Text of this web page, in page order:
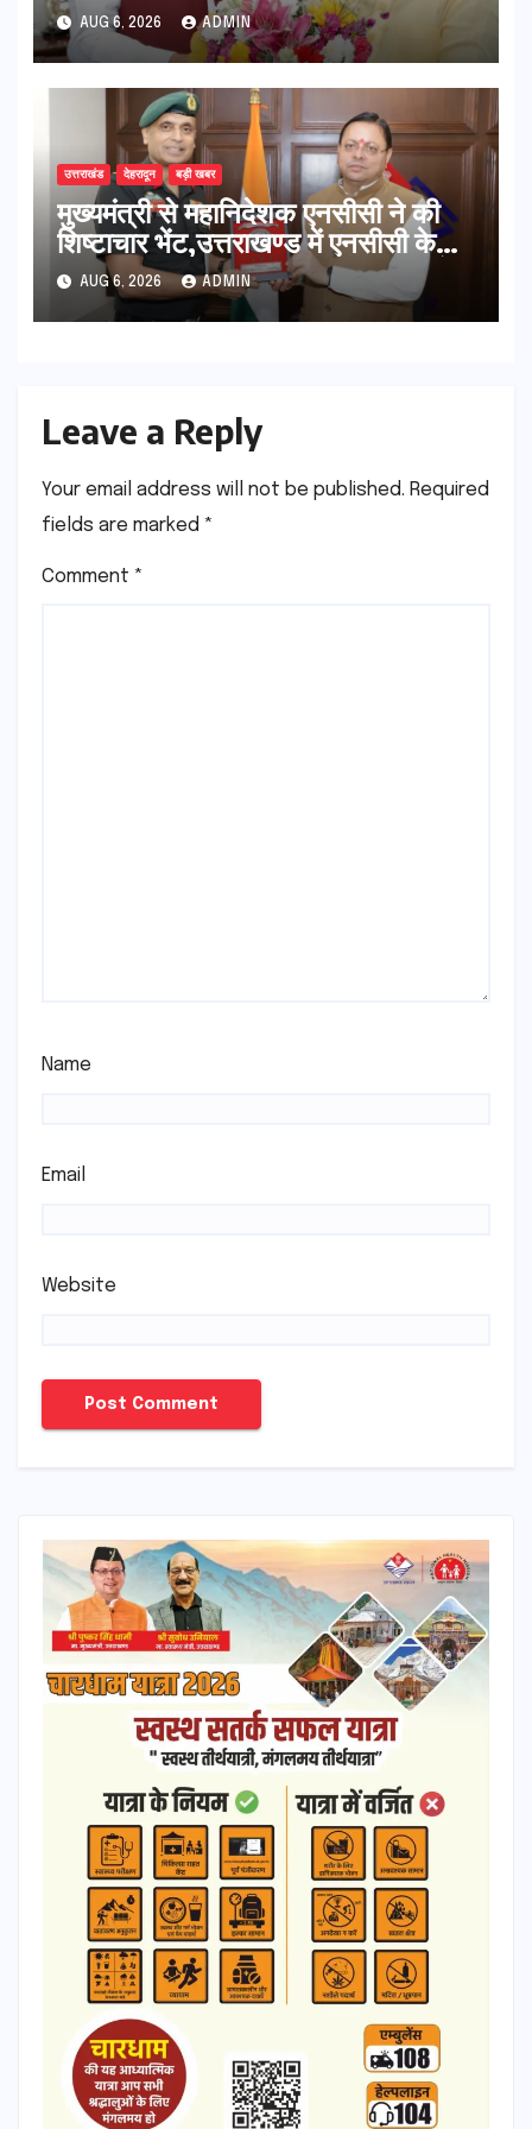
सुदृढ,उच्च शिक्षा मंत्री धन सिंह रावत ने
नवनियुक्त केन्द्रीय शिक्षा मंत्री से की
मुलाकात
AUG 6, 2026 ADMIN
उत्तराखंड देहरादून बड़ी खबर
मुख्यमंत्री से महानिदेशक एनसीसी ने की
शिष्टाचार भेंट,उत्तराखण्ड में एनसीसी के
विस्तार एवं आधुनिक आधारभूत संरचना के
विकास पर हुई महत्वपूर्ण चर्चा
AUG 6, 2026 ADMIN
Leave a Reply
Your email address will not be published. Required
fields are marked *
Comment *
Name
Email
Website